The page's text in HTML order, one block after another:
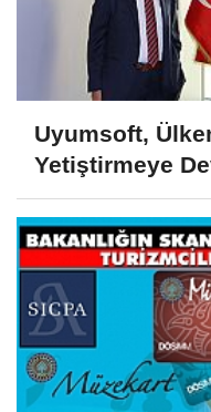
Uyumsoft,
Yetiştirmeye